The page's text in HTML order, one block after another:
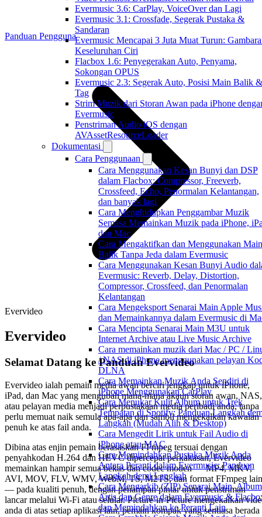
Evermusic 3.6: CarPlay, VoiceOver dan Lagi
Evermusic 3.1: Crossfade, Segerak Pustaka &
Sandaran
Evermusic Mencapai 3 Juta Muat Turun:
Keseluruhan Ciri
Flacbox 1.6: Penyegerakan Auto, Penyama,
Sokongan OPUS
Evermusic 2.3: Segerak Auto, Posisi Main Balik &
Tag
Strim Muzik dari Storan Awan pada iPhone
Evermusic
Penstriman Audio iOS dengan
AVAssetResourceLoader
Dokumentasi
Cara Penggunaan
Cara Menggunakan Kesan Bunyi dan DSP
dalam Flacbox: Compressor, Freeverb,
Crossfeed, Echo, Penormalan Kelantangan,
dan banyak lagi
Cara Menghidupkan Penggambar Muzik
Semasa Memainkan Muzik pada iPhone,
dan Mac
Cara Mengaktifkan dan Menggunakan Main
Balik Tanpa Jeda dalam Evermusic
Cara Menggunakan Kesan Bunyi Audio
Evermusic: Reverb, Delay, Distortion,
Compressor, Crossfeed, dan Penormalan
Kelantangan
Cara Mengeksport Senarai Main Apple
dan Memainkannya dalam Evermusic di
Cara Mencipta Senarai Main M3U untuk
Internet Archive atau Live Music Archive
Cara memainkan muzik dari Mac / PC /
/ NAS di iPhone menggunakan pelayan
DLNA
Cara Memainkan Muzik Anda Sendiri di
iPhone Menggunakan CarPlay
Cara Menukar Kulit Album untuk Trek
Tempatan di Spotify: Panduan Langkah
Langkah (Mudah Alih & Desktop)
Cara Mengedit Lirik untuk Fail Audio di
iPhone atau MAC
Cara Memindahkan Pustaka Muzik Anda
Antara Peranti dalam Evermusic: Panduan
Langkah demi Langkah
Cara Mengarkib (ZIP) Senarai Main,
Artis dan Genre dalam Evermusic &
dan Memindahkan ke Peranti Lain
Panduan Pengguna
Evervideo
Evervideo
Selamat Datang ke Panduan Evervideo
Evervideo ialah pemain media awan berciri lengkap untuk iPhone,
iPad, dan Mac yang mengubah mana-mana akaun storan awan, NAS,
atau pelayan media menjadi perpustakaan media peribadi anda, tanpa
perlu memuat naik semula apa-apa dan sambil mengekalkan kawalan
penuh ke atas fail anda.
Dibina atas enjin pemain berasaskan FFmpeg tersuai dengan
penyahkodan H.264 dan HEVC dipercepat perkakasan, Evervideo
memainkan hampir semua bekas dan codec moden — MP4, MKV,
AVI, MOV, FLV, WMV, WebM, TS, M2TS, dan format FFmpeg lain
— pada kualiti penuh, dengan penampan pintar untuk penstriman
lancar melalui Wi-Fi atau selular. Picture-in-Picture mengekalkan
anda di atas setiap aplikasi lain, pemain kompak yang sentiasa berada